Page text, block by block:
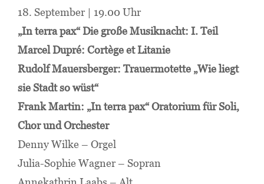
18. September | 19.00 Uhr
„In terra pax“ Die große Musiknacht: I. Teil
Marcel Dupré: Cortège et Litanie
Rudolf Mauersberger: Trauermotette „Wie liegt
sie Stadt so wüst“
Frank Martin: „In terra pax“ Oratorium für Soli,
Chor und Orchester
Denny Wilke – Orgel
Julia-Sophie Wagner – Sopran